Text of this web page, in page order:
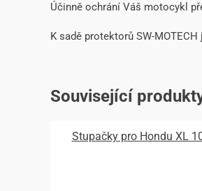
Účinně ochrání Váš motocykl
K sadě protektorů SW-
Související
Stupačky pro Hondu XL